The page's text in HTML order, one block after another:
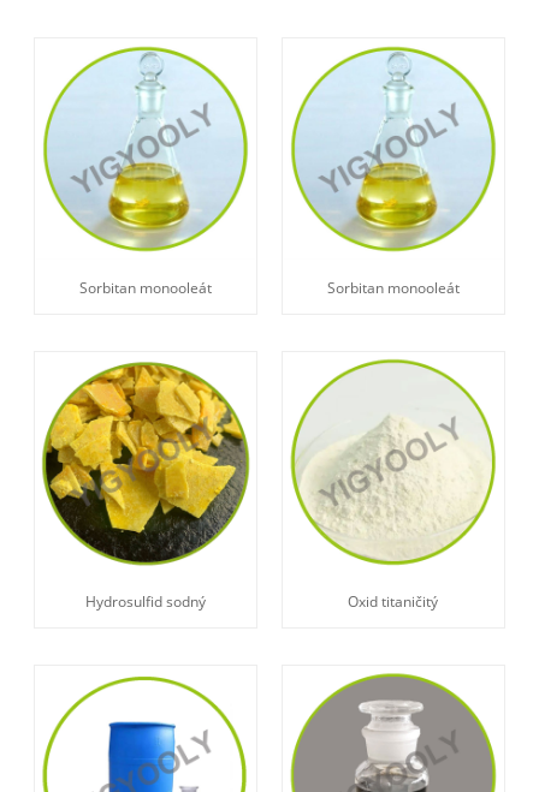
Sorbitan monooleát Sorbitan monooleát
Hydrosulfid sodný Oxid titaničitý